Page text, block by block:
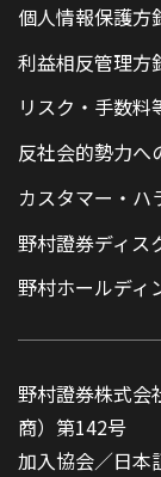
個人情報保護方
利益相反管理方
リスク・手数料
反社会的勢力へ
カスタマー・ハ
野村證券ディス
野村ホールディ
野村證券株式会
商）第142号
加入協会／日本